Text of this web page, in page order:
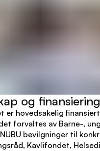
og finansiering
er hovedsakelig
forvaltes av Barne-,
bevilgninger til
Kavlifondet,